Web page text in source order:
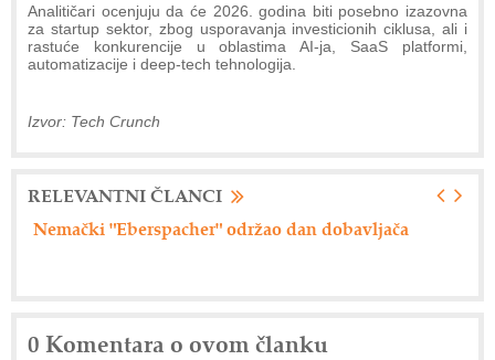
Analitičari ocenjuju da će 2026. godina biti posebno izazovna
za startup sektor, zbog usporavanja investicionih ciklusa, ali i
rastuće konkurencije u oblastima AI-ja, SaaS platformi,
automatizacije i deep-tech tehnologija.
Izvor: Tech Crunch
RELEVANTNI ČLANCI
"Eberspacher" održao dan dobavljača
Axiom
0 Komentara o ovom članku